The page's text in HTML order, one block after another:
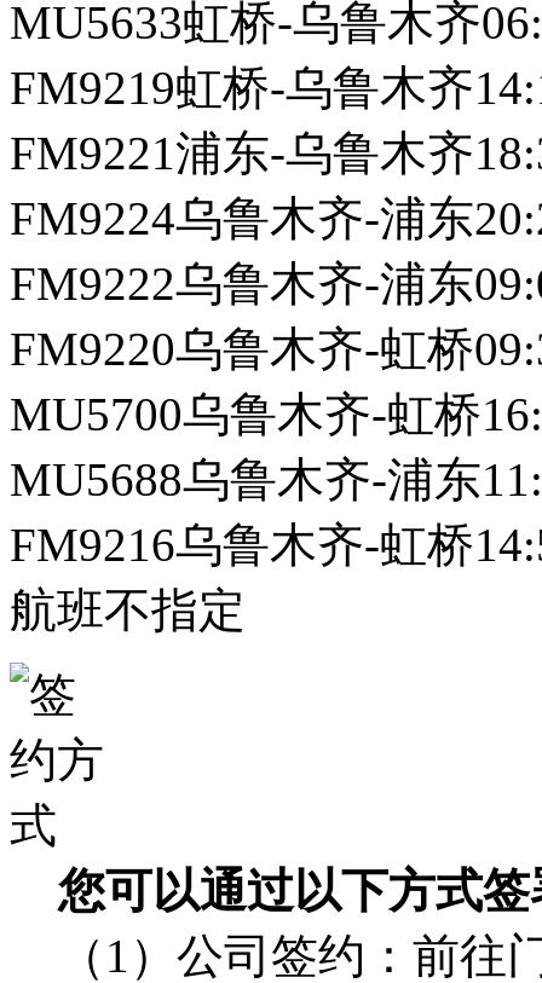
MU5633虹桥-乌鲁木齐
FM9219虹桥-乌鲁木齐
FM9221浦东-乌鲁木齐
FM9224乌鲁木齐-浦东
FM9222乌鲁木齐-浦东
FM9220乌鲁木齐-虹桥
MU5700乌鲁木齐-虹桥
MU5688乌鲁木齐-浦东
FM9216乌鲁木齐-虹桥
航班不指定
您可以通过以下方式
（1）公司签约：前